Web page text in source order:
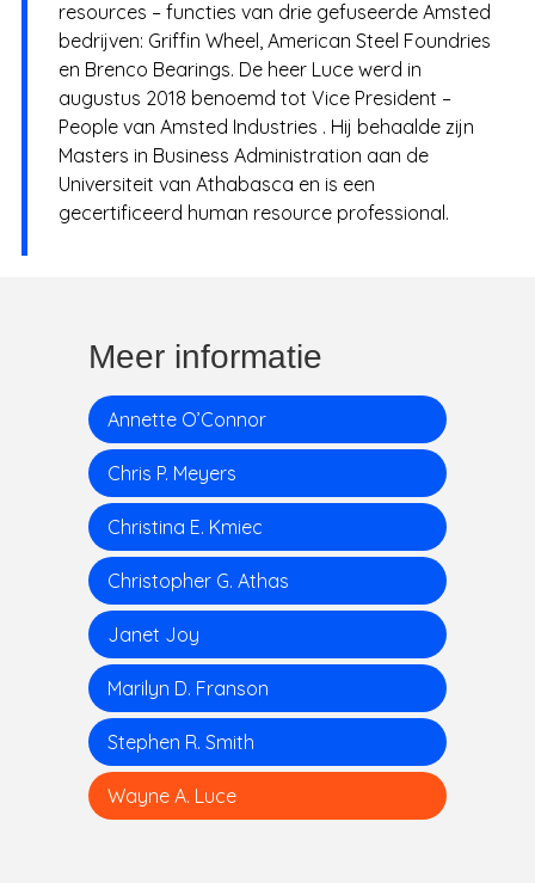
resources – functies van drie gefuseerde Amsted
bedrijven: Griffin Wheel, American Steel Foundries
en Brenco Bearings. De heer Luce werd in
augustus 2018 benoemd tot Vice President –
People van Amsted Industries . Hij behaalde zijn
Masters in Business Administration aan de
Universiteit van Athabasca en is een
gecertificeerd human resource professional.
Meer informatie
Annette O’Connor
Chris P. Meyers
Christina E. Kmiec
Christopher G. Athas
Janet Joy
Marilyn D. Franson
Stephen R. Smith
Wayne A. Luce